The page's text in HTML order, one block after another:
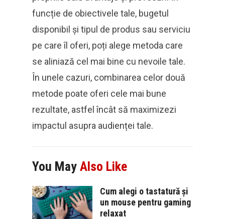
funcție de obiectivele tale, bugetul
disponibil și tipul de produs sau serviciu
pe care îl oferi, poți alege metoda care
se aliniază cel mai bine cu nevoile tale.
În unele cazuri, combinarea celor două
metode poate oferi cele mai bune
rezultate, astfel încât să maximizezi
impactul asupra audienței tale.
You May Also Like
Cum alegi o tastatură și
un mouse pentru gaming
relaxat